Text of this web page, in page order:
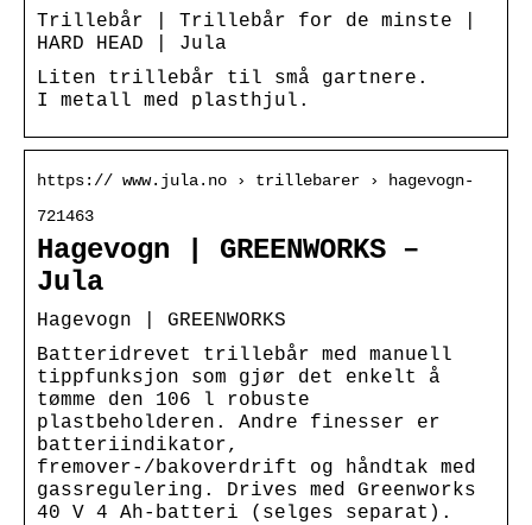
Trillebår | Trillebår for de minste |
HARD HEAD | Jula
Liten trillebår til små gartnere.
I metall med plasthjul.
https:// www.jula.no › trillebarer › hagevogn-
721463
Hagevogn | GREENWORKS –
Jula
Hagevogn | GREENWORKS
Batteridrevet trillebår med manuell
tippfunksjon som gjør det enkelt å
tømme den 106 l robuste
plastbeholderen. Andre finesser er
batteriindikator,
fremover-/bakoverdrift og håndtak med
gassregulering. Drives med Greenworks
40 V 4 Ah-batteri (selges separat).